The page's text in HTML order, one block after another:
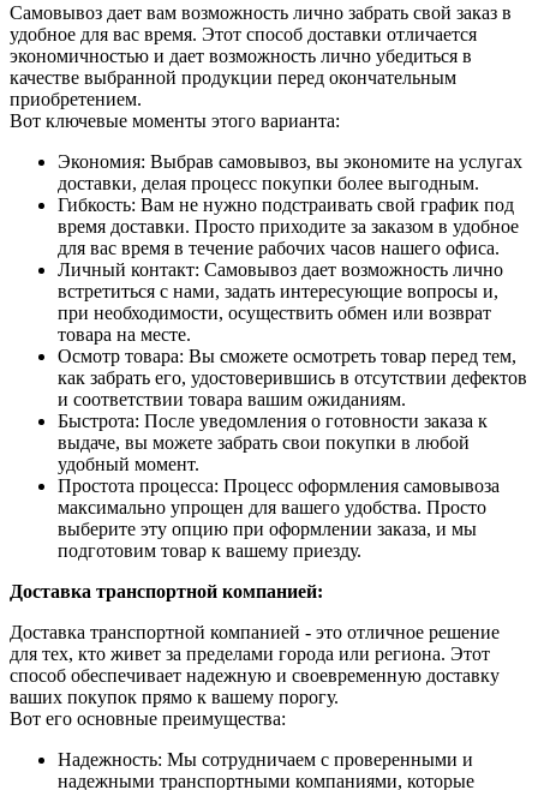
Самовывоз дает вам возможность лично забрать свой заказ в
удобное для вас время. Этот способ доставки отличается
экономичностью и дает возможность лично убедиться в
качестве выбранной продукции перед окончательным
приобретением.
Вот ключевые моменты этого варианта:
Экономия: Выбрав самовывоз, вы экономите на услугах
доставки, делая процесс покупки более выгодным.
Гибкость: Вам не нужно подстраивать свой график под
время доставки. Просто приходите за заказом в удобное
для вас время в течение рабочих часов нашего офиса.
Личный контакт: Самовывоз дает возможность лично
встретиться с нами, задать интересующие вопросы и,
при необходимости, осуществить обмен или возврат
товара на месте.
Осмотр товара: Вы сможете осмотреть товар перед тем,
как забрать его, удостоверившись в отсутствии дефектов
и соответствии товара вашим ожиданиям.
Быстрота: После уведомления о готовности заказа к
выдаче, вы можете забрать свои покупки в любой
удобный момент.
Простота процесса: Процесс оформления самовывоза
максимально упрощен для вашего удобства. Просто
выберите эту опцию при оформлении заказа, и мы
подготовим товар к вашему приезду.
Доставка транспортной компанией:
Доставка транспортной компанией - это отличное решение
для тех, кто живет за пределами города или региона. Этот
способ обеспечивает надежную и своевременную доставку
ваших покупок прямо к вашему порогу.
Вот его основные преимущества:
Надежность: Мы сотрудничаем с проверенными и
надежными транспортными компаниями, которые